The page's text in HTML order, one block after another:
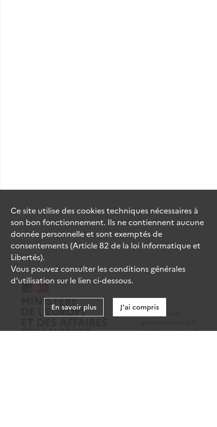
data.gouv.fr
legifrance.gouv.fr
Ce site utilise descookiestechniques nécessaires à
son bon fonctionnement. Ils ne contiennent aucune
donnée personnelle et sont exemptés de
consentements (Article 82 de la loi Informatique et
Libertés).
Vous pouvez consulter les conditions générales
d’utilisation sur le lien ci-dessous.
En savoir plus J'ai compris